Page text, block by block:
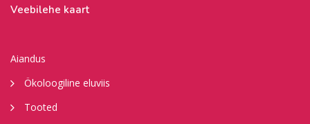
Veebilehe kaart
Aiandus
Ökoloogiline eluviis
Tooted